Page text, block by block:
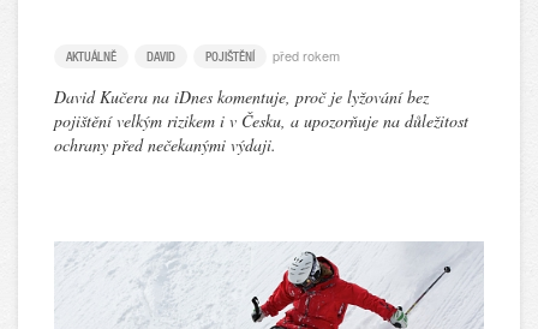
AKTUÁLNĚ DAVID POJIŠTĚNÍ před rokem
David Kučera na iDnes komentuje, proč je lyžování bez
pojištění velkým rizikem i v Česku, a upozorňuje na důležitost
ochrany před nečekanými výdaji.